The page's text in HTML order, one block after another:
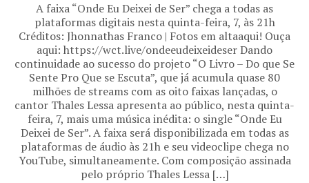
A faixa “Onde Eu Deixei de Ser” chega a todas as
plataformas digitais nesta quinta-feira, 7, às 21h
Créditos: Jhonnathas Franco | Fotos em altaaqui! Ouça
aqui: https://wct.live/ondeeudeixeideser Dando
continuidade ao sucesso do projeto “O Livro – Do que Se
Sente Pro Que se Escuta”, que já acumula quase 80
milhões de streams com as oito faixas lançadas, o
cantor Thales Lessa apresenta ao público, nesta quinta-
feira, 7, mais uma música inédita: o single “Onde Eu
Deixei de Ser”. A faixa será disponibilizada em todas as
plataformas de áudio às 21h e seu videoclipe chega no
YouTube, simultaneamente. Com composição assinada
pelo próprio Thales Lessa […]